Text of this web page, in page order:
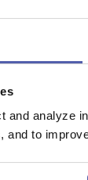
and analyze
and to
s vlastním